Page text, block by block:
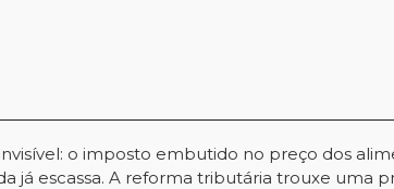
o imposto embutido no preço dos
já escassa. A reforma tributária trouxe uma